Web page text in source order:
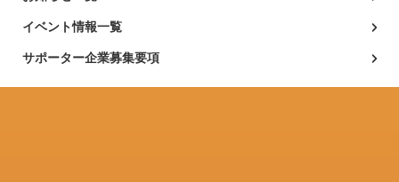
イベント情報一覧
サポーター企業募集要項